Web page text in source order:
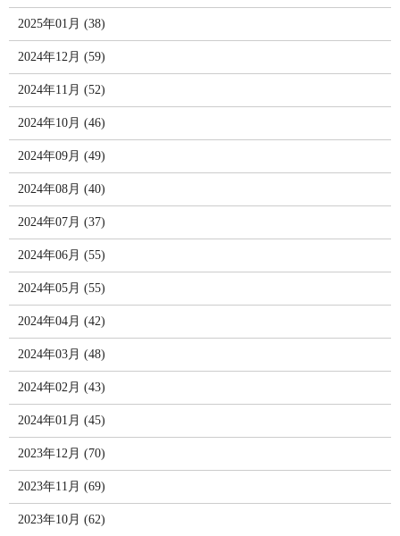
2025年01月 (38)
2024年12月 (59)
2024年11月 (52)
2024年10月 (46)
2024年09月 (49)
2024年08月 (40)
2024年07月 (37)
2024年06月 (55)
2024年05月 (55)
2024年04月 (42)
2024年03月 (48)
2024年02月 (43)
2024年01月 (45)
2023年12月 (70)
2023年11月 (69)
2023年10月 (62)